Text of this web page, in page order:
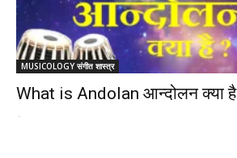
MUSICOLOGY संगीत शास्त्र
What is Andolan आन्दोलन क्या है
-